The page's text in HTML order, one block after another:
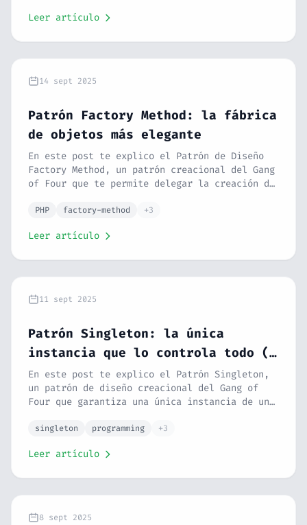
lo entiendas.
Leer artículo
14 sept 2025
Patrón Factory Method: la fábrica
de objetos más elegante
En este post te explico el Patrón de Diseño
Factory Method, un patrón creacional del Gang
of Four que te permite delegar la creación de
ejemplos en PHP verás cómo eliminar switches
nuevos sin tocar una línea del código
PHP factory-method +3
Leer artículo
11 sept 2025
Patrón Singleton: la única
instancia que lo controla todo (y
por qué hay que tener cuidado)
En este post te explico el Patrón Singleton,
un patrón de diseño creacional del Gang of
Four que garantiza una única instancia de una
PHP, te cuento cuándo usarlo, cuándo no, por
problemas de thread safety y qué alternativas
singleton programming +3
Leer artículo
8 sept 2025